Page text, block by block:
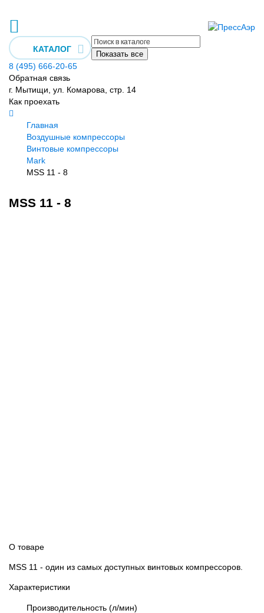
КАТАЛОГ
Показать все
8 (495) 666-20-65
Обратная связь
г. Мытищи, ул. Комарова, стр. 14
Как проехать
Главная
Воздушные компрессоры
Винтовые компрессоры
Mark
MSS 11 - 8
MSS 11 - 8
О товаре
MSS 11 - один из самых доступных винтовых компрессоров.
Характеристики
Производительность (л/мин)